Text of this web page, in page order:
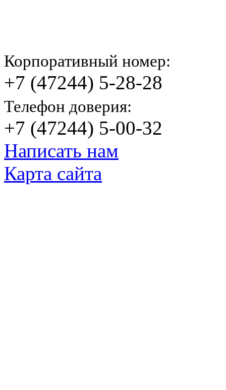
Корпоративный номер:
+7 (47244) 5-28-28
Телефон доверия:
+7 (47244) 5-00-32
Написать нам
Карта сайта